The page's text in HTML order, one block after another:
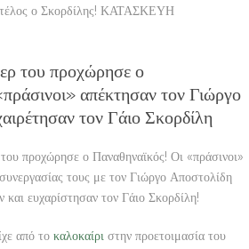
τέλος ο Σκορδίλης! ΚΑΤΑΣΚΕΥΗ
του προχώρησε ο
απέκτησαν τον Γιώργο
τον Γάιο Σκορδίλη
προχώρησε ο Παναθηναϊκός! Οι «πράσινοι»
τους με τον Γιώργο Αποστολίδη
ευχαρίστησαν τον Γάιο Σκορδίλη!
από το καλοκαίρι στην προετοιμασία του